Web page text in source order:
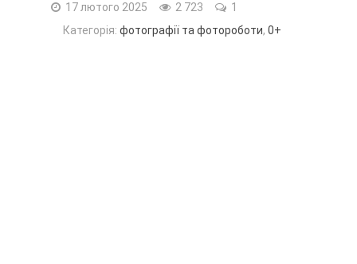
17 лютого 2025 2 723
1
Категорія: фотографії та фотороботи, 0+